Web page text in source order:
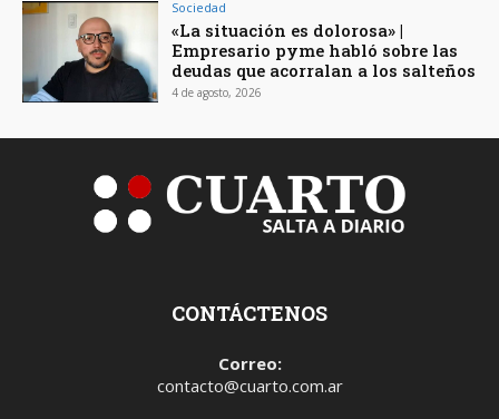
Sociedad
«La situación es dolorosa» |
Empresario pyme habló sobre las
deudas que acorralan a los salteños
4 de agosto, 2026
CONTÁCTENOS
Correo:
contacto@cuarto.com.ar